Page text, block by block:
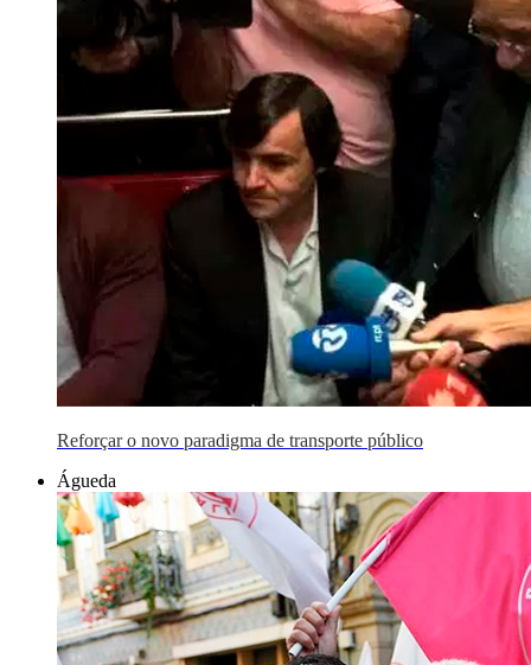
Reforçar o novo paradigma de transporte público
Águeda